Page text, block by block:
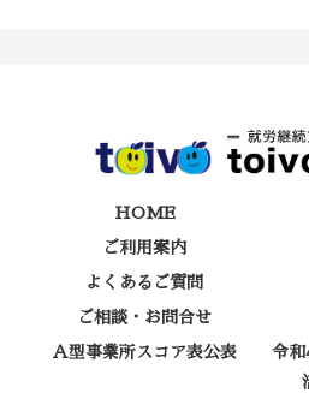
HOME
ご利用案内
よくあるご質問
ご相談・お問合せ
Ａ型事業所スコア表公表
令